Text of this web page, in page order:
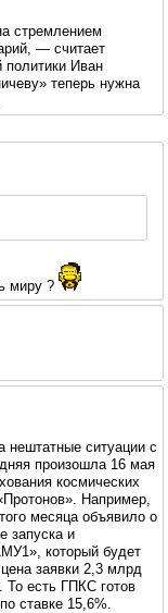
стремлением
— считает
политики Иван
теперь нужна
миру ?
нештатные ситуации с
произошла 16 мая
космических
Например,
месяца объявило о
запуска и
который будет
заявки 2,3 млрд
есть ГПКС готов
ставке 15,6%.